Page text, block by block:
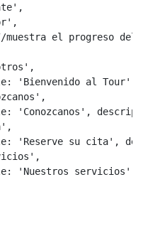
muestra el progreso del
'Bienvenido al
'Conozcanos',
'Reserve su cita',
'Nuestros